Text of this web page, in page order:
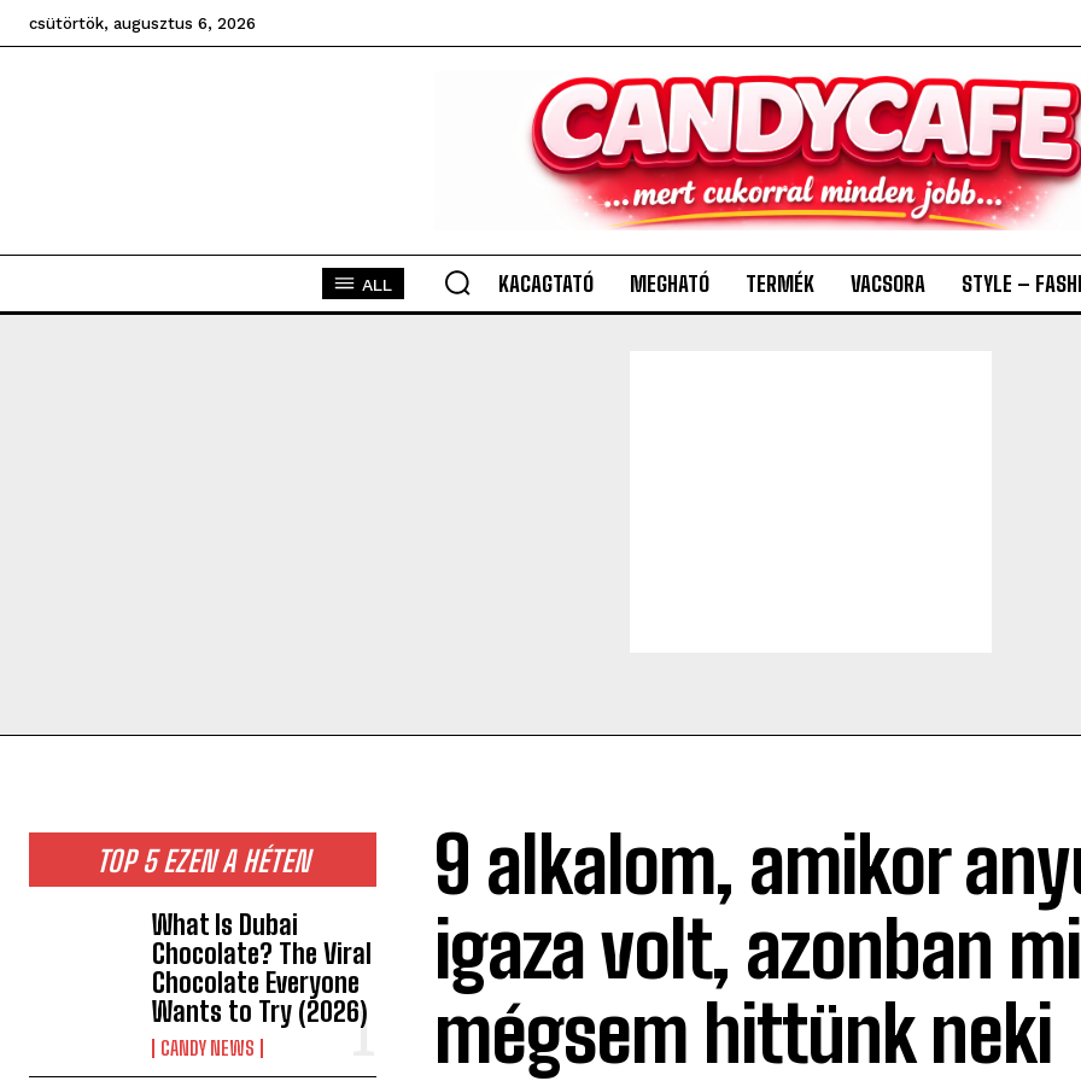
csütörtök, augusztus 6, 2026
ALL KACAGTATÓ MEGHATÓ TERMÉK VACSORA STYLE –
TOP 5 EZEN A HÉTEN
What Is Dubai
Chocolate? The Viral
Chocolate Everyone
Wants to Try (2026)
CANDY NEWS
9 alkalom, amikor
igaza volt, azonban mi
mégsem hittünk neki